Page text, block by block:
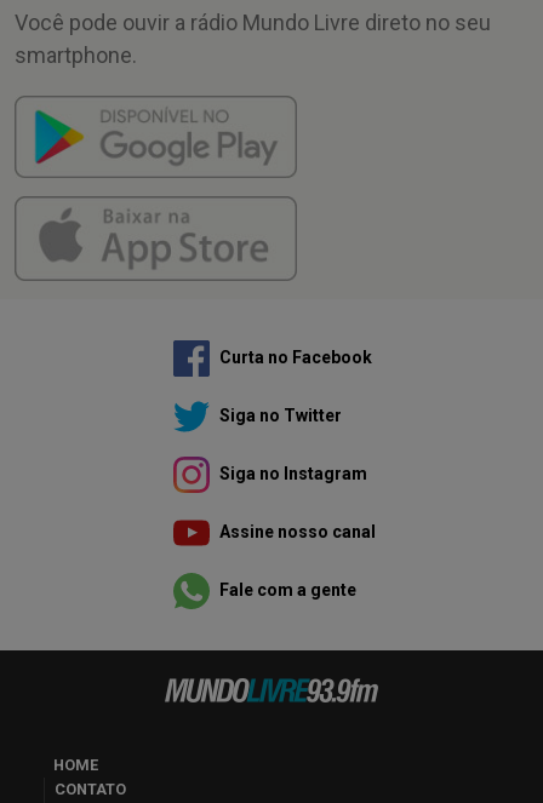
Você pode ouvir a rádio Mundo Livre direto no seu
smartphone.
Curta no Facebook
Siga no Twitter
Siga no Instagram
Assine nosso canal
Fale com a gente
HOME
CONTATO